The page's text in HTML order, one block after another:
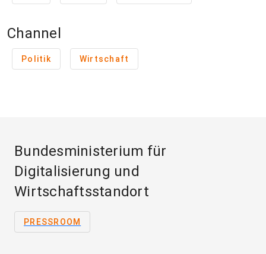
Channel
Politik Wirtschaft
Bundesministerium für
Digitalisierung und
Wirtschaftsstandort
PRESSROOM